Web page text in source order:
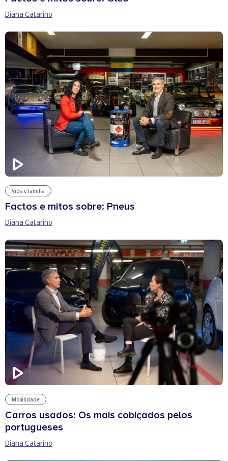
Diana Catarino
Vida e família
Factos e mitos sobre: Pneus
Diana Catarino
Mobilidade
Carros usados: Os mais cobiçados pelos
portugueses
Diana Catarino